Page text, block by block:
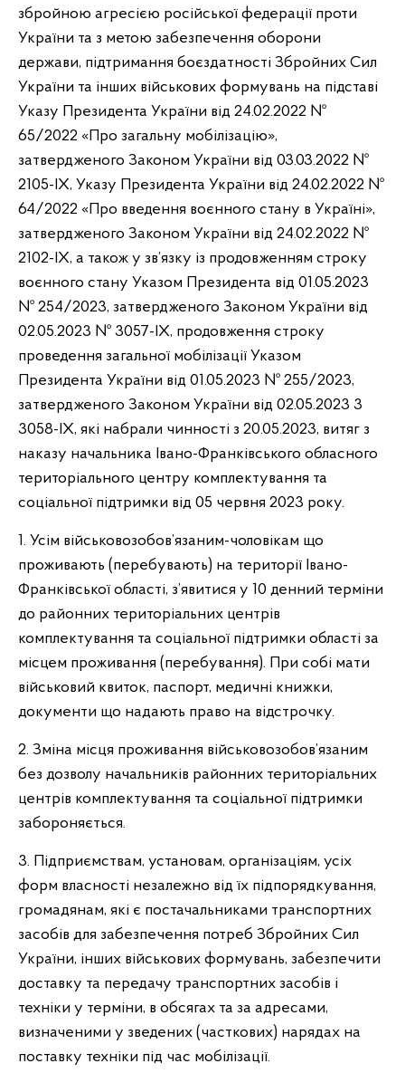
збройною агресією російської федерації проти
України та з метою забезпечення оборони
держави, підтримання боєздатності Збройних Сил
України та інших військових формувань на підставі
Указу Президента України від 24.02.2022 №
65/2022 «Про загальну мобілізацію»,
затвердженого Законом України від 03.03.2022 №
2105-ІХ, Указу Президента України від 24.02.2022 №
64/2022 «Про введення воєнного стану в Україні»,
затвердженого Законом України від 24.02.2022 №
2102-ІХ, а також у зв’язку із продовженням строку
воєнного стану Указом Президента від 01.05.2023
№ 254/2023, затвердженого Законом України від
02.05.2023 № 3057-ІХ, продовження строку
проведення загальної мобілізації Указом
Президента України від 01.05.2023 № 255/2023,
затвердженого Законом України від 02.05.2023 3
3058-ІХ, які набрали чинності з 20.05.2023, витяг з
наказу начальника Івано-Франківського обласного
територіального центру комплектування та
соціальної підтримки від 05 червня 2023 року.
1. Усім військовозобов’язаним-чоловікам що
проживають (перебувають) на території Івано-
Франківської області, з’явитися у 10 денний терміни
до районних територіальних центрів
комплектування та соціальної підтримки області за
місцем проживання (перебування). При собі мати
військовий квиток, паспорт, медичні книжки,
документи що надають право на відстрочку.
2. Зміна місця проживання військовозобов’язаним
без дозволу начальників районних територіальних
центрів комплектування та соціальної підтримки
забороняється.
3. Підприємствам, установам, організаціям, усіх
форм власності незалежно від їх підпорядкування,
громадянам, які є постачальниками транспортних
засобів для забезпечення потреб Збройних Сил
України, інших військових формувань, забезпечити
доставку та передачу транспортних засобів і
техніки у терміни, в обсягах та за адресами,
визначеними у зведених (часткових) нарядах на
поставку техніки під час мобілізації.